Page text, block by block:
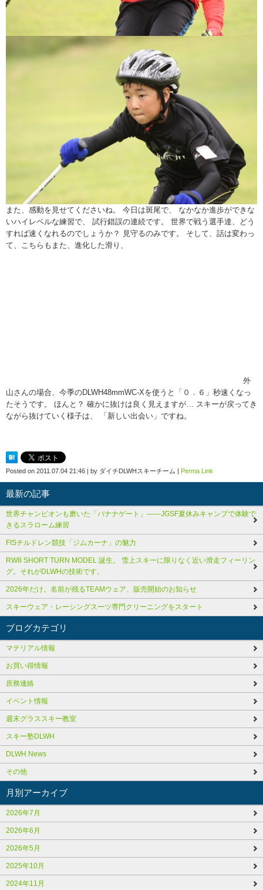
また、感動を見せてくださいね。 今日は斑尾で、 なかなか進歩ができな
いハイレベルな練習で、 試行錯誤の連続です。 世界で戦う選手達、どう
すれば速くなれるのでしょうか？ 見守るのみです。 そして、話は変わっ
て、こちらもまた、進化した滑り、
外
山さんの場合、今季のDLWH48mmWC-Xを使うと「０．６」秒速くなっ
たそうです。 ほんと？ 確かに抜けは良く見えますが… スキーが戻ってき
ながら抜けていく様子は、 「新しい出会い」ですね。
Posted on 2011.07.04 21:46 | by ダイチDLWHスキーチーム | Perma Link
最新の記事
世界チャンピオンも磨いた「バナナゲート」――JGSF夏休みキャンプで体験で
きるスラローム練習
FISチルドレン競技「ジムカーナ」の魅力
RW8 SHORT TURN MODEL 誕生。 雪上スキーに限りなく近い滑走フィーリン
グ。それがDLWHの技術です。
2026年だけ。名前が残るTEAMウェア、販売開始のお知らせ
スキーウェア・レーシングスーツ専門クリーニングをスタート
ブログカテゴリ
マテリアル情報
お買い得情報
庶務連絡
イベント情報
週末グラススキー教室
スキー塾DLWH
DLWH News
その他
月別アーカイブ
2026年7月
2026年6月
2026年5月
2025年10月
2024年11月